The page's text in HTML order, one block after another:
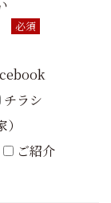
必須
チラシ
ご紹介